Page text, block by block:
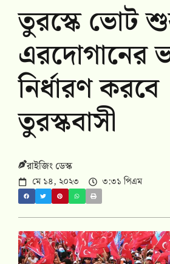
তুরস্কে ভোট
এরদোগানের
নির্ধারণ করবে
তুরস্কবাসী
রাইজিং ডেস্ক
মে ১৪, ২০২৩ ৩:৩১ পিএম